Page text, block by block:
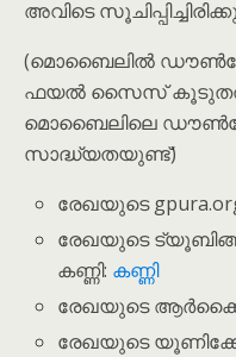
അവിടെ
(മൊബൈലിൽ
ഫയൽ സൈസ്
മൊബൈലിലെ
സാദ്ധ്യതയുണ്ട്)
രേഖയുടെ
രേഖയുടെ
കണ്ണി: കണ്ണി
രേഖയുടെ
രേഖയുടെ